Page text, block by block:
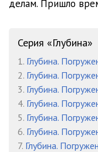
делам. Пришло
Серия «Глубина»
1. Глубина.
2. Глубина.
3. Глубина.
4. Глубина.
5. Глубина.
6. Глубина.
7. Глубина.